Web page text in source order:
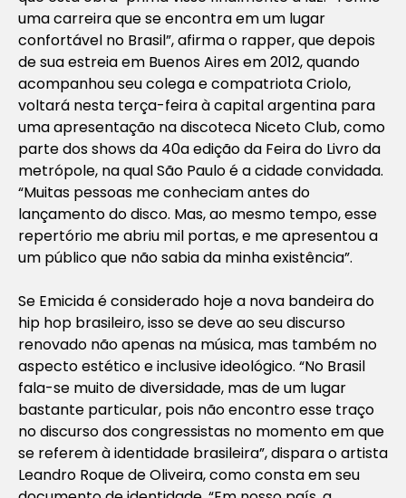
uma carreira que se encontra em um lugar
confortável no Brasil”, afirma o rapper, que depois
de sua estreia em Buenos Aires em 2012, quando
acompanhou seu colega e compatriota Criolo,
voltará nesta terça-feira à capital argentina para
uma apresentação na discoteca Niceto Club, como
parte dos shows da 40a edição da Feira do Livro da
metrópole, na qual São Paulo é a cidade convidada.
“Muitas pessoas me conheciam antes do
lançamento do disco. Mas, ao mesmo tempo, esse
repertório me abriu mil portas, e me apresentou a
um público que não sabia da minha existência”.
Se Emicida é considerado hoje a nova bandeira do
hip hop brasileiro, isso se deve ao seu discurso
renovado não apenas na música, mas também no
aspecto estético e inclusive ideológico. “No Brasil
fala-se muito de diversidade, mas de um lugar
bastante particular, pois não encontro esse traço
no discurso dos congressistas no momento em que
se referem à identidade brasileira”, dispara o artista
Leandro Roque de Oliveira, como consta em seu